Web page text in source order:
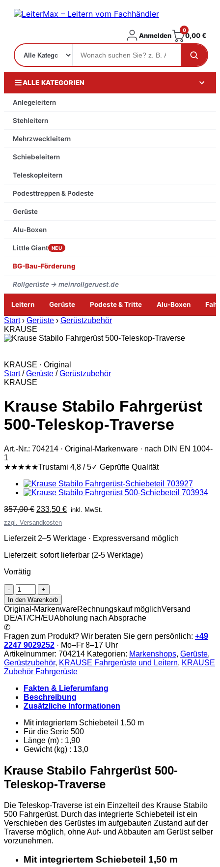
Anmelden
0
0,00€
ALLE KATEGORIEN
Anlegeleitern
Stehleitern
Mehrzweckleitern
Schiebeleitern
Teleskopleitern
Podesttreppen & Podeste
Gerüste
Alu-Boxen
Little Giant NEU
BG-Bau-Förderung
Rollgerüste → meinrollgeruest.de
Leitern Gerüste Podeste & Tritte Alu-Boxen
Zum
Inhalt
springen
Start › Gerüste › Gerüstzubehör
KRAUSE
KRAUSE · Original
Start / Gerüste / Gerüstzubehör
KRAUSE
Krause Stabilo Fahrgerüst
500-Teleskop-Traverse
Art.-Nr.: 704214 · Original-Markenware · nach DIN EN 1004-
1
★★★★★Trustami 4,8 / 5✓ Geprüfte Qualität
357,00€ Ursprünglicher
war:
357,00 €
233,50 €Aktueller
233,50 €.
inkl. MwSt.
zzgl. Versandkosten
Lieferzeit 2–5 Werktage · Expressversand möglich
Lieferzeit: sofort lieferbar (2-5 Werktage)
Vorrätig
Krause
Stabilo
Fahrgerüst
500-
Teleskop-
Menge
In den Warenkorb
Original-MarkenwareRechnungskauf möglichVersand
DE/AT/CH/EUAbholung nach Absprache
✆
Fragen zum Produkt? Wir beraten Sie gern persönlich: +49
2247 9029252 · Mo–Fr 8–17 Uhr
Artikelnummer: 704214 Kategorien: Markenshops, Gerüste,
Gerüstzubehör, KRAUSE Fahrgerüste und Leitern, KRAUSE
Zubehör Fahrgerüste
Fakten & Lieferumfang
Beschreibung
Zusätzliche Informationen
Mit integriertem Schiebeteil 1,50 m
Für die Serie 500
Länge (m) : 1,90
Gewicht (kg) : 13,0
Krause Stabilo Fahrgerüst 500-
Teleskop-Traverse
Die Teleskop-Traverse ist ein Einzelteil des Krause Stabilo
500 Fahrgerüst. Durch das integrierte Schiebeteil ist ein
Verschieben des Gerüstes im aufgebauten Zustand auf der
Traverse möglich, ohne Auf- und Abbauten am Gerüst selber
vorzunehmen.
Mit integriertem Schiebeteil 1,50 m